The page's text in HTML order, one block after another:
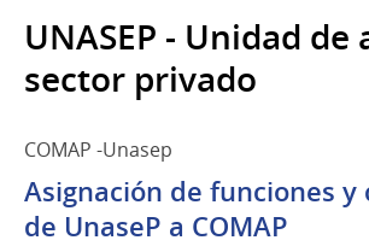
UNASEP - Unidad de
sector privado
COMAP -Unasep
Asignación de funciones y
de UnaseP a COMAP